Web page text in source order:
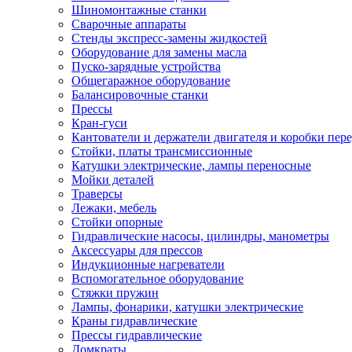
Шиномонтажные станки
Сварочные аппараты
Стенды экспресс-замены жидкостей
Оборудование для замены масла
Пуско-зарядные устройства
Общегаражное оборудование
Балансировочные станки
Прессы
Кран-гуси
Кантователи и держатели двигателя и коробки
Стойки, платы трансмиссионные
Катушки электрические, лампы переносные
Мойки деталей
Траверсы
Лежаки, мебель
Стойки опорные
Гидравлические насосы, цилиндры, манометры
Аксессуары для прессов
Индукционные нагреватели
Вспомогательное оборудование
Стяжки пружин
Лампы, фонарики, катушки электрические
Краны гидравлические
Прессы гидравлические
Домкраты